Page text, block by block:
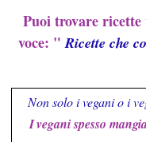
Puoi trovare ricette
voce: "Ricette che
Non solo i vegani o i
I vegani spesso